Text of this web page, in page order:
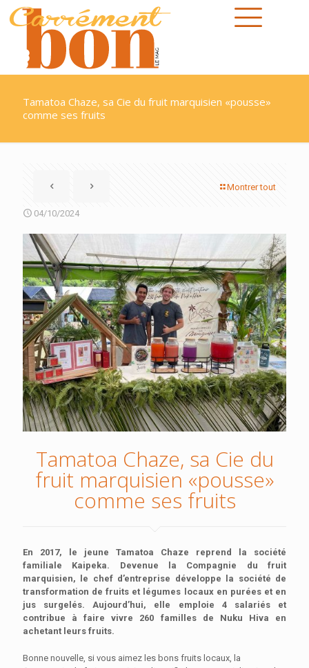
Tamatoa Chaze, sa Cie du fruit marquisien «pousse»
comme ses fruits
Montrer tout
04/10/2024
Tamatoa Chaze, sa Cie du
fruit marquisien «pousse»
comme ses fruits
En 2017, le jeune Tamatoa Chaze reprend la société
familiale Kaipeka. Devenue la Compagnie du fruit
marquisien, le chef d’entreprise développe la société de
transformation de fruits et légumes locaux en purées et en
jus surgelés. Aujourd’hui, elle emploie 4 salariés et
contribue à faire vivre 260 familles de Nuku Hiva en
achetant leurs fruits.
Bonne nouvelle, si vous aimez les bons fruits locaux, la